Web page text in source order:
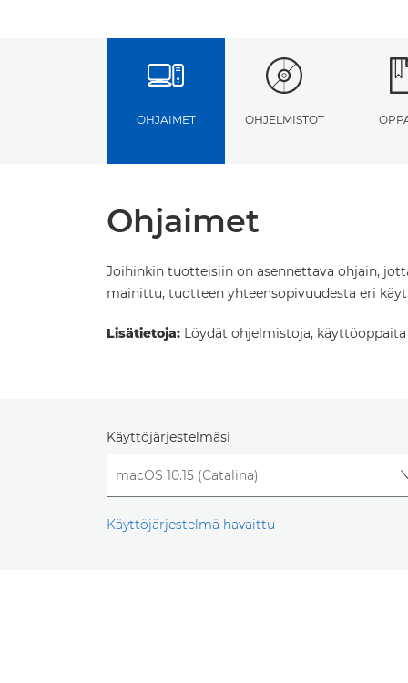
OHJAIMET OHJELMISTOT
Ohjaimet
Joihinkin tuotteisiin on asennettava ohjain,
mainittu, tuotteen yhteensopivuudesta eri
Lisätietoja: Löydät ohjelmistoja,
Käyttöjärjestelmäsi
Käyttöjärjestelmä havaittu